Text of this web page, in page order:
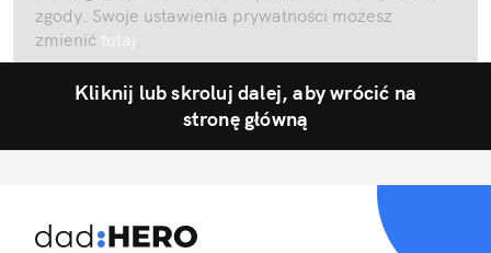
zgody. Swoje ustawienia prywatności możesz
zmienić tutaj .
Kliknij lub skroluj dalej, aby wrócić na
stronę główną